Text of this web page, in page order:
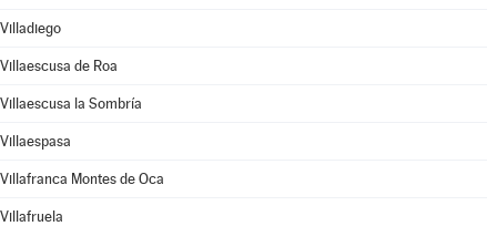
Villadiego
Villaescusa de Roa
Villaescusa la Sombría
Villaespasa
Villafranca Montes de Oca
Villafruela